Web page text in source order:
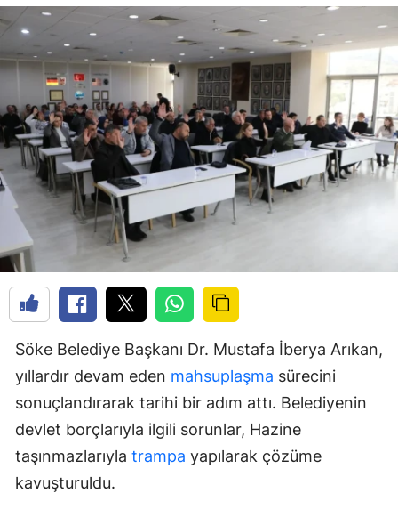
Söke Belediye Başkanı Dr. Mustafa İberya Arıkan,
yıllardır devam eden mahsuplaşma sürecini
sonuçlandırarak tarihi bir adım attı. Belediyenin
devlet borçlarıyla ilgili sorunlar, Hazine
taşınmazlarıyla trampa yapılarak çözüme
kavuşturuldu.